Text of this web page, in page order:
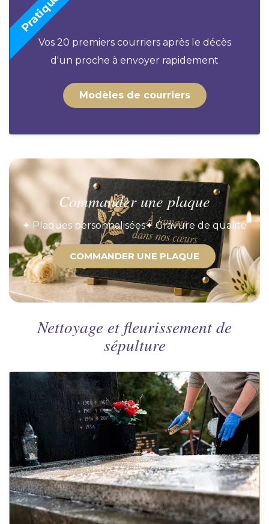
Vos 20 premiers courriers après le décès
d'un proche à envoyer rapidement
Modèles de courriers
Commander une plaque
✦ Plaques personnalisées✦ Gravure de qualité
COMMANDER UNE PLAQUE
Nettoyage et fleurissement de
sépulture